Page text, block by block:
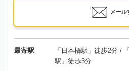
メール
最寄駅
「日本橋駅」徒歩2分 /
駅」徒歩3分